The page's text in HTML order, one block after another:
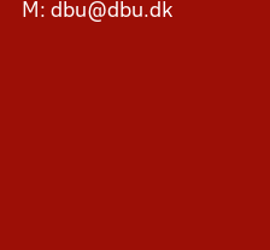
M: dbu@dbu.dk